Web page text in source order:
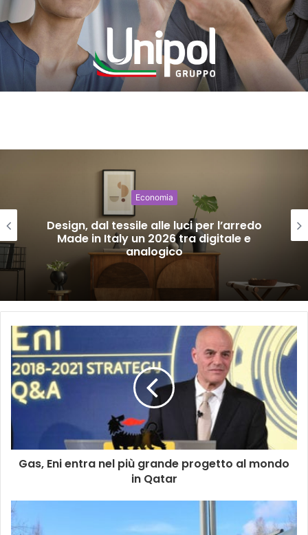
Economia
Design, dal tessile alle luci per l’arredo
Made in Italy un 2026 tra digitale e
analogico
Gas, Eni entra nel più grande progetto al mondo
in Qatar